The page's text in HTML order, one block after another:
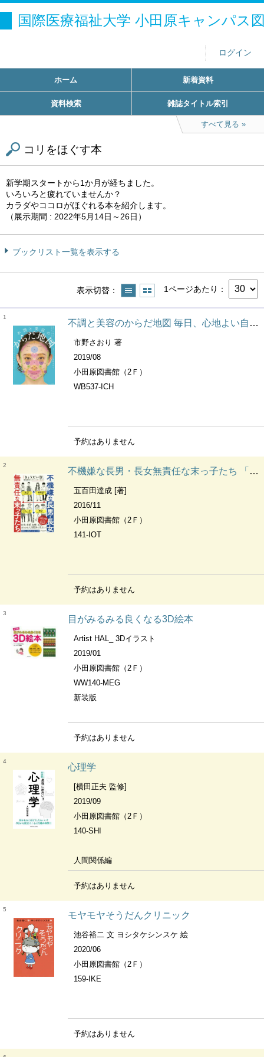
国際医療福祉大学 小田原キャンパス
ログイン
ホーム 新着資料
資料検索 雑誌タイトル索引
すべて見る
コリをほぐす本
新学期スタートから1か月が経ちました。
いろいろと疲れていませんか？
カラダやココロがほぐれる本を紹介します。
（展示期間 : 2022年5月14日～26日）
ブックリスト一覧を表示する
表示切替 1ページあたり
1
不調と美容のからだ地図 毎日、心地よい自分でいられる
市野さおり 著
2019/08
小田原図書館（2Ｆ）
WB537-ICH
予約はありません
2
不機嫌な長男・長女無責任な末っ子たち 「きょうだい型」性格分析&コミュニケーション
五百田達成 [著]
2016/11
小田原図書館（2Ｆ）
141-IOT
予約はありません
3
目がみるみる良くなる3D絵本
Artist HAL_ 3Dイラスト
2019/01
小田原図書館（2Ｆ）
WW140-MEG
新装版
予約はありません
4
心理学
[横田正夫 監修]
2019/09
小田原図書館（2Ｆ）
140-SHI
人間関係編
予約はありません
5
モヤモヤそうだんクリニック
池谷裕二 文 ヨシタケシンスケ 絵
2020/06
小田原図書館（2Ｆ）
159-IKE
予約はありません